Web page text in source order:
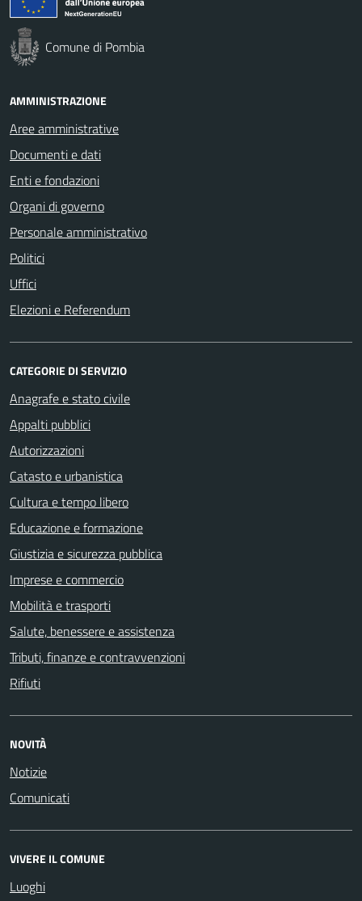
Comune di Pombia
AMMINISTRAZIONE
Aree amministrative
Documenti e dati
Enti e fondazioni
Organi di governo
Personale amministrativo
Politici
Uffici
Elezioni e Referendum
CATEGORIE DI SERVIZIO
Anagrafe e stato civile
Appalti pubblici
Autorizzazioni
Catasto e urbanistica
Cultura e tempo libero
Educazione e formazione
Giustizia e sicurezza pubblica
Imprese e commercio
Mobilità e trasporti
Salute, benessere e assistenza
Tributi, finanze e contravvenzioni
Rifiuti
NOVITÀ
Notizie
Comunicati
VIVERE IL COMUNE
Luoghi